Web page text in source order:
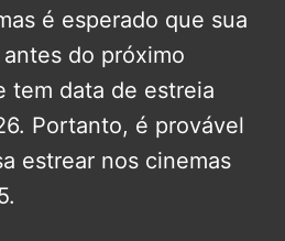
é esperado que sua
do próximo
tem data de estreia
Portanto, é provável
estrear nos cinemas